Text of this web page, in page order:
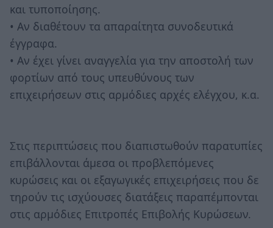
και τυποποίησης.
• Αν διαθέτουν τα απαραίτητα συνοδευτικά
έγγραφα.
• Αν έχει γίνει αναγγελία για την αποστολή των
φορτίων από τους υπευθύνους των
επιχειρήσεων στις αρμόδιες αρχές ελέγχου, κ.α.
Στις περιπτώσεις που διαπιστωθούν παρατυπίες
επιβάλλονται άμεσα οι προβλεπόμενες
κυρώσεις και οι εξαγωγικές επιχειρήσεις που δε
τηρούν τις ισχύουσες διατάξεις παραπέμπονται
στις αρμόδιες Επιτροπές Επιβολής Κυρώσεων.